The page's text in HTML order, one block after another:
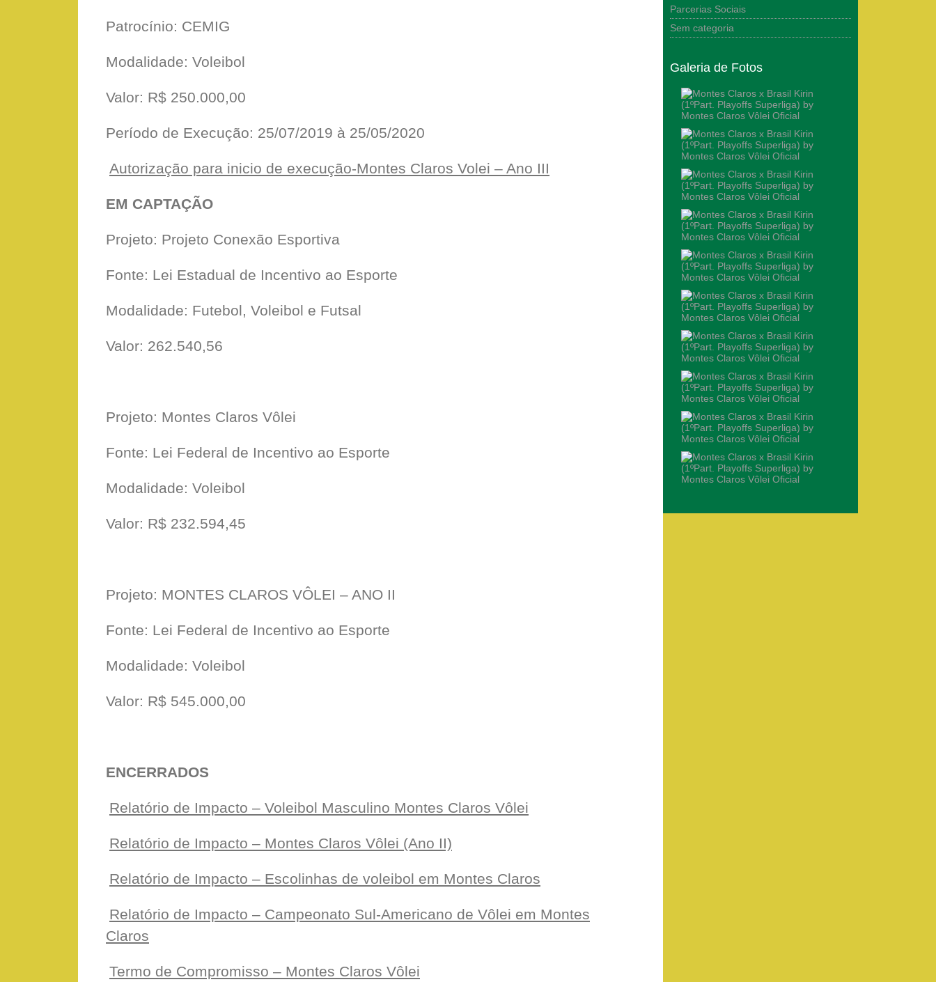
Patrocínio: CEMIG
Modalidade: Voleibol
Valor: R$ 250.000,00
Período de Execução: 25/07/2019 à 25/05/2020
Autorização para inicio de execução-Montes Claros Volei – Ano III
EM CAPTAÇÃO
Projeto: Projeto Conexão Esportiva
Fonte: Lei Estadual de Incentivo ao Esporte
Modalidade: Futebol, Voleibol e Futsal
Valor: 262.540,56
Projeto: Montes Claros Vôlei
Fonte: Lei Federal de Incentivo ao Esporte
Modalidade: Voleibol
Valor: R$ 232.594,45
Projeto: MONTES CLAROS VÔLEI – ANO II
Fonte: Lei Federal de Incentivo ao Esporte
Modalidade: Voleibol
Valor: R$ 545.000,00
ENCERRADOS
Relatório de Impacto – Voleibol Masculino Montes Claros Vôlei
Relatório de Impacto – Montes Claros Vôlei (Ano II)
Relatório de Impacto – Escolinhas de voleibol em Montes Claros
Relatório de Impacto – Campeonato Sul-Americano de Vôlei em Montes
Claros
Termo de Compromisso – Montes Claros Vôlei
Parcerias Sociais
Sem categoria
Galeria de Fotos